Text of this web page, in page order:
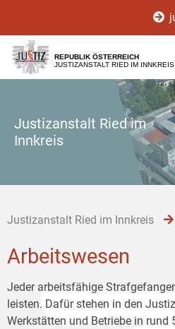
[1]
[2]
[3]
REPUBLIK ÖSTERREICH
JUSTIZANSTALT RIED IM INNKREIS
Justizanstalt Ried im
Innkreis
Justizanstalt Ried im Innkreis
Arbeitswesen
Jeder arbeitsfähige
leisten. Dafür stehen in den
Werkstätten und Betriebe in rund